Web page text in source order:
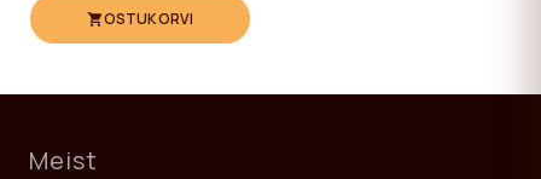
OSTUKORVI
Meist